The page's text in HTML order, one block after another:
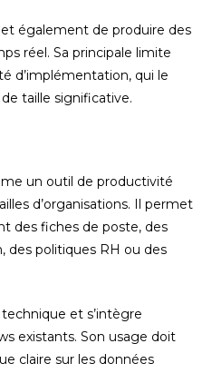
également de produire des
réel. Sa principale limite
d’implémentation, qui le
taille significative.
un outil de productivité
d’organisations. Il permet
des fiches de poste, des
des politiques RH ou des
et s’intègre
existants. Son usage doit
claire sur les données